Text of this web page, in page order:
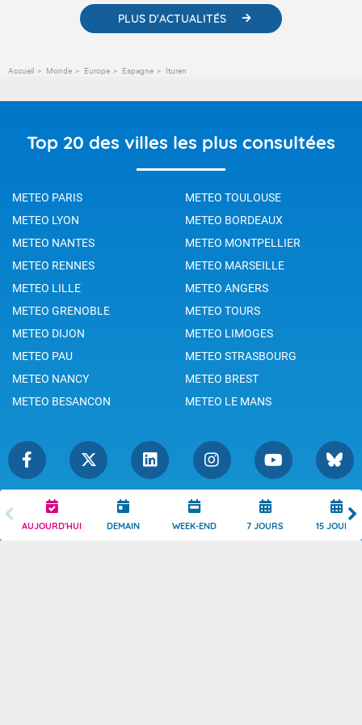
AUJOURD'HUI DEMAIN WEEK-END 7 JOURS 15 JOURS
PLUS D'ACTUALITÉS
Accueil Monde Europe Espagne Ituren
Top 20 des villes les plus consultées
METEO PARIS
METEO TOULOUSE
METEO LYON
METEO BORDEAUX
METEO NANTES
METEO MONTPELLIER
METEO RENNES
METEO MARSEILLE
METEO LILLE
METEO ANGERS
METEO GRENOBLE
METEO TOURS
METEO DIJON
METEO LIMOGES
METEO PAU
METEO STRASBOURG
METEO NANCY
METEO BREST
METEO BESANCON
METEO LE MANS